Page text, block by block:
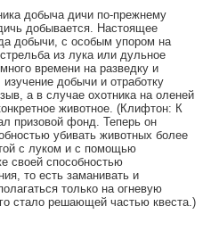
добыча дичи по-прежнему
добывается. Настоящее
добычи, с особым упором на
из лука или дульное
времени на разведку и
добычи и отработку
а в случае охотника на оленей
животное. (Клифтон: К
призовой фонд. Теперь он
убивать животных более
с луком и с помощью
своей способностью
то есть заманивать и
только на огневую
стало решающей частью квеста.)